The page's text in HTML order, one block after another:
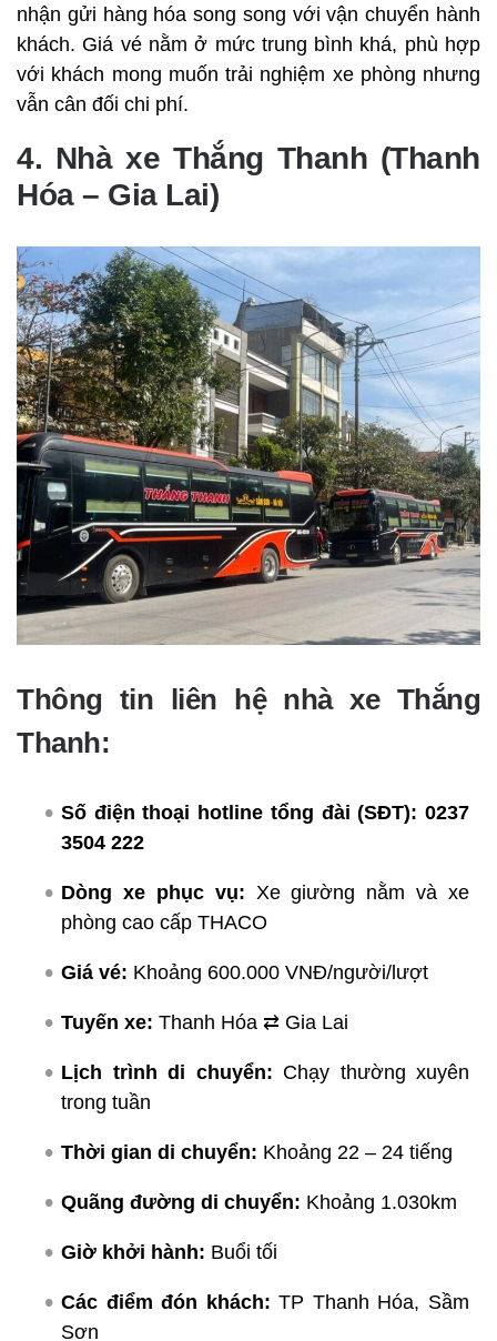
nhận gửi hàng hóa song song với vận chuyển hành
khách. Giá vé nằm ở mức trung bình khá, phù hợp
với khách mong muốn trải nghiệm xe phòng nhưng
vẫn cân đối chi phí.
4. Nhà xe Thắng Thanh (Thanh
Hóa – Gia Lai)
Thông tin liên hệ nhà xe Thắng
Thanh:
Số điện thoại hotline tổng đài (SĐT): 0237
3504 222
Dòng xe phục vụ: Xe giường nằm và xe
phòng cao cấp THACO
Giá vé: Khoảng 600.000 VNĐ/người/lượt
Tuyến xe: Thanh Hóa ⇄ Gia Lai
Lịch trình di chuyển: Chạy thường xuyên
trong tuần
Thời gian di chuyển: Khoảng 22 – 24 tiếng
Quãng đường di chuyển: Khoảng 1.030km
Giờ khởi hành: Buổi tối
Các điểm đón khách: TP Thanh Hóa, Sầm
Sơn